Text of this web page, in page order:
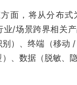
面，将从分布式
业/场景跨界相关产
别）、终端（移动
、数据（脱敏、